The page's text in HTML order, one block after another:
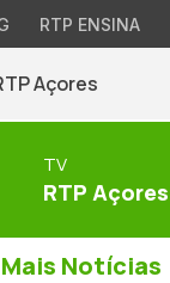
RTP ENSINA
Açores
TV
RTP Açores
Mais Notícias